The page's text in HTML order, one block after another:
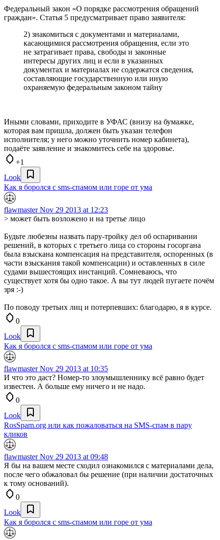
Федеральный закон «О порядке рассмотрения обращений
граждан». Статья 5 предусматривает право заявителя:
2) знакомиться с документами и материалами,
касающимися рассмотрения обращения, если это
не затрагивает права, свободы и законные
интересы других лиц и если в указанных
документах и материалах не содержатся сведения,
составляющие государственную или иную
охраняемую федеральным законом тайну
Иными словами, приходите в УФАС (внизу на бумажке,
которая вам пришла, должен быть указан телефон
исполнителя; у него можно уточнить номер кабинета),
подаёте заявление и знакомитесь себе на здоровье.
+1
Look
Как я боролся с sms-спамом или горе от ума
flawmasterNov 29 2013 at 12:23
> может быть возложено и на третье лицо
Будьте любезны назвать пару-тройку дел об оспаривании
решений, в которых с третьего лица со стороны госоргана
была взыскана компенсация на представителя, оспоренных (в
части взыскания такой компенсации) и оставленных в силе
судами вышестоящих инстанций. Сомневаюсь, что
существует хотя бы одно такое. А вы тут людей пугаете почём
зря :-)
По поводу третьих лиц и потерпевших: благодарю, я в курсе.
0
Look
Как я боролся с sms-спамом или горе от ума
flawmasterNov 29 2013 at 10:35
И что это даст? Номер-то злоумышленнику всё равно будет
известен. А больше ему ничего и не надо.
0
Look
RosSpam.org или как пожаловаться на SMS-спам в пару
кликов
flawmasterNov 29 2013 at 09:48
Я бы на вашем месте сходил ознакомился с материалами дела,
после чего обжаловал бы решение (при наличии достаточных
к тому оснований).
0
Look
Как я боролся с sms-спамом или горе от ума